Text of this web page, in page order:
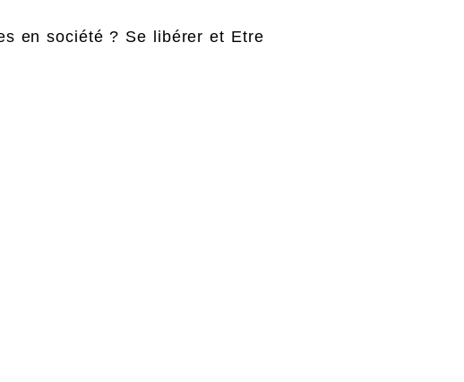
en société ? Se libérer et Etre